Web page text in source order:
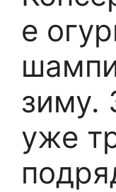
е
зиму.
уже